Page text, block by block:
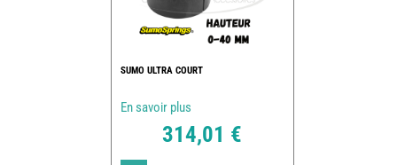
SUMO ULTRA COURT
En savoir plus
314,01 €